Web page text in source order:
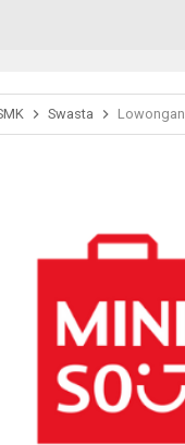
Swasta Lowongan